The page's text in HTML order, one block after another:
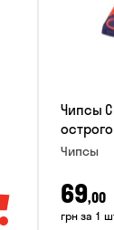
Чипсы
Чипсы
69,00
грн за 1